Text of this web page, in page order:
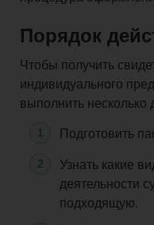
Закрытие
Порядок
Чтобы получить
индивидуального
выполнить несколько
Подготовить
Узнать какие
деятельности
подходящую.